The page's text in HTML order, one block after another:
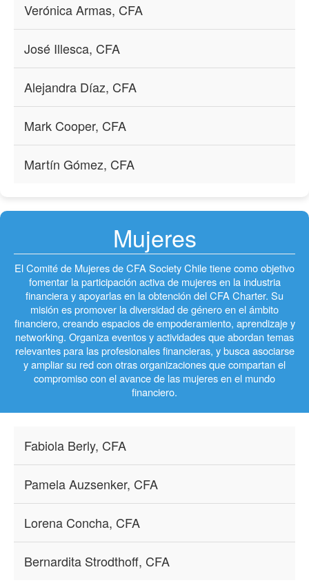
Verónica Armas, CFA
José Illesca, CFA
Alejandra Díaz, CFA
Mark Cooper, CFA
Martín Gómez, CFA
Mujeres
El Comité de Mujeres de CFA Society Chile tiene como objetivo
fomentar la participación activa de mujeres en la industria
financiera y apoyarlas en la obtención del CFA Charter. Su
misión es promover la diversidad de género en el ámbito
financiero, creando espacios de empoderamiento, aprendizaje y
networking. Organiza eventos y actividades que abordan temas
relevantes para las profesionales financieras, y busca asociarse
y ampliar su red con otras organizaciones que compartan el
compromiso con el avance de las mujeres en el mundo
financiero.
Fabiola Berly, CFA
Pamela Auzsenker, CFA
Lorena Concha, CFA
Bernardita Strodthoff, CFA